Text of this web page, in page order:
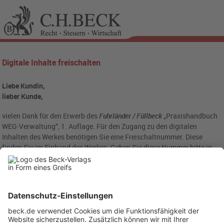
Digitale Inhalte freischalten
Liebe Kundin,
lieber Kunde,
vielen Dank für den Erwerb desFuhrländer / Füllbeck „Praxishandbuch
WEG-Verwaltung“, 1. Auflage. Für den Zugang zu den digitalen
Inhalten des Werkes benötigen Sie eine Freischaltnummer. Diese
finden Sie im Einband des Werkes. Geben Sie diese Nummer bitte in
das folgende Eingabefeld ein: